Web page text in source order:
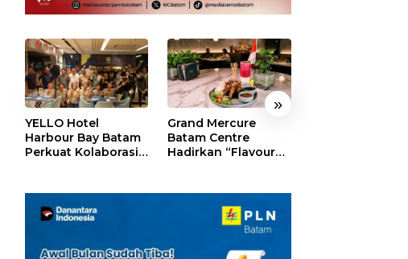
« »
YELLO Hotel
Harbour Bay Batam
Perkuat Kolaborasi
Connect
Grand Mercure
Batam Centre
Hadirkan “Flavours
dengan Cita Rasa
Kuliner Indonesia